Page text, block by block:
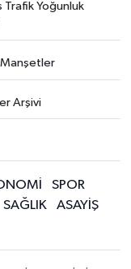
Trafik Yoğunluk
Manşetler
Arşivi
SPOR
SAĞLIK
ASAYİŞ